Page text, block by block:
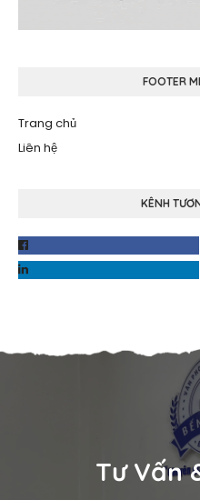
FOOTER
Trang chủ
Liên hệ
KÊNH
Tư Vấn